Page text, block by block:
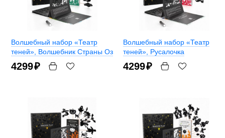
Волшебный набор «Театр
теней» , Волшебник Страны Оз
4299₽
Волшебный набор «Театр
теней» , Русалочка
4299₽